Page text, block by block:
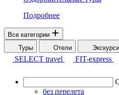
Подробнее
Все категории
Туры
Отели
SELECT travel
FIT-express
без перелета